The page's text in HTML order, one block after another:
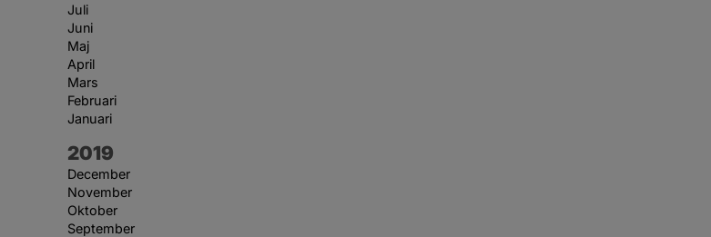
Juli
Juni
Maj
April
Mars
Februari
Januari
År:
2019
December
November
Oktober
September